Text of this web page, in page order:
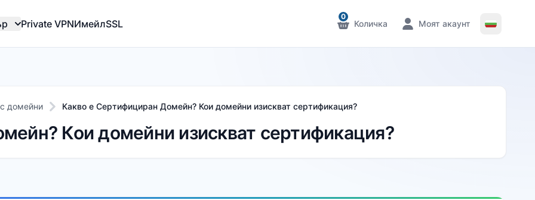
Private VPNИмейлSSL Количка
Известия
0
Моят акаунт
Известия
домейни Какво е Сертифициран Домейн? Кои домейни изискват сертификация?
Кои домейни изискват сертификация?